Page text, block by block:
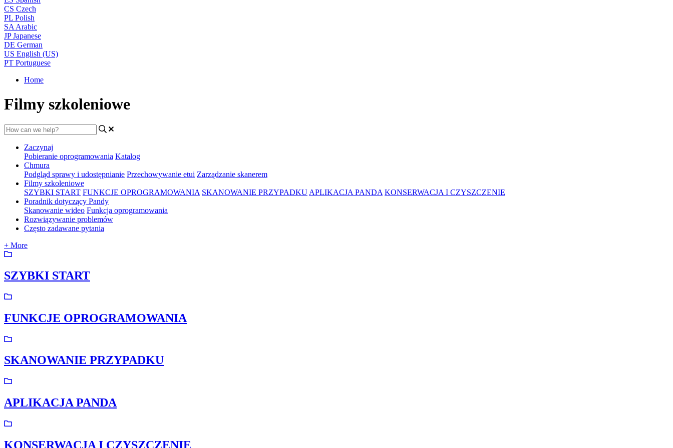
CS Czech
PL Polish
SA Arabic
JP Japanese
DE German
US English (US)
PT Portuguese
Home
Filmy szkoleniowe
Zaczynaj
Pobieranie oprogramowania Katalog
Chmura
Podgląd sprawy i udostępnianie Przechowywanie etui Zarządzanie skanerem
Filmy szkoleniowe
SZYBKI START FUNKCJE OPROGRAMOWANIA SKANOWANIE PRZYPADKU APLIKACJA PANDA KONSERWACJA I CZYSZCZENIE
Poradnik dotyczący Pandy
Skanowanie wideo Funkcja oprogramowania
Rozwiązywanie problemów
Często zadawane pytania
+ More
SZYBKI START
FUNKCJE OPROGRAMOWANIA
SKANOWANIE PRZYPADKU
APLIKACJA PANDA
KONSERWACJA I CZYSZCZENIE